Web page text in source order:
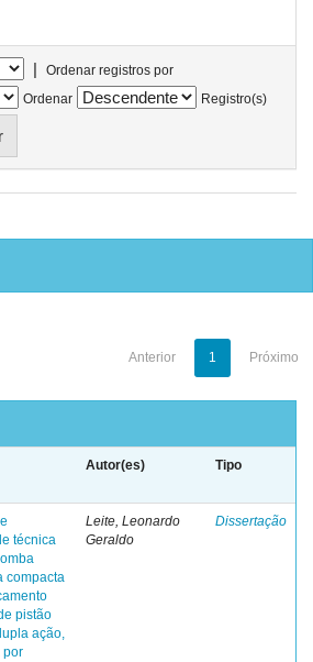
|
Ordenar registros por
Ordenar
Registro(s)
Anterior 1 Próximo
Autor(es) Tipo
técnica
compacta
pistão
ação,
por
Leite, Leonardo
Geraldo
Dissertação